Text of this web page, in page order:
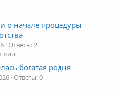
о начале процедуры
Ответы: 2
лиц
богатая родня
Ответы: 0